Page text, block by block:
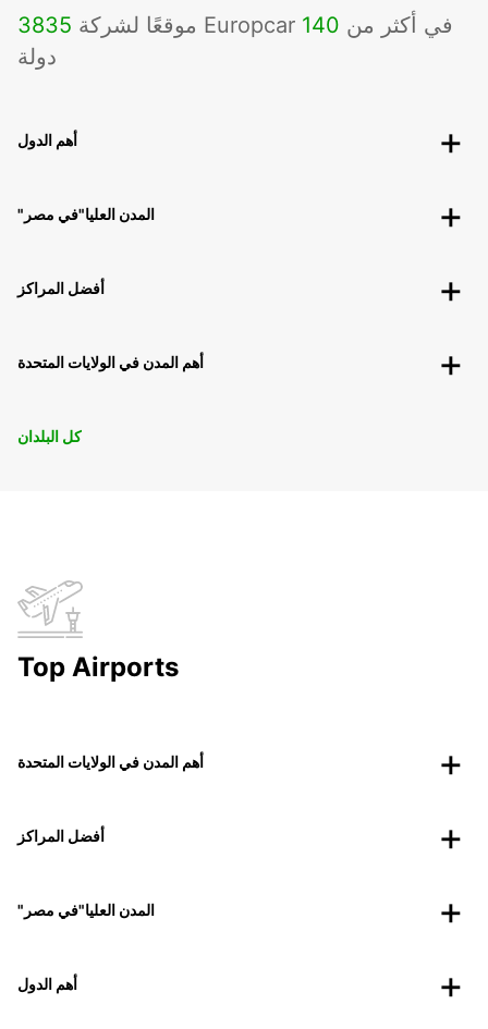
3835 موقعًا لشركة Europcar في أكثر من 140
دولة
أهم الدول
"المدن العليا"في مصر
أفضل المراكز
أهم المدن في الولايات المتحدة
كل البلدان
Top Airports
أهم المدن في الولايات المتحدة
أفضل المراكز
"المدن العليا"في مصر
أهم الدول